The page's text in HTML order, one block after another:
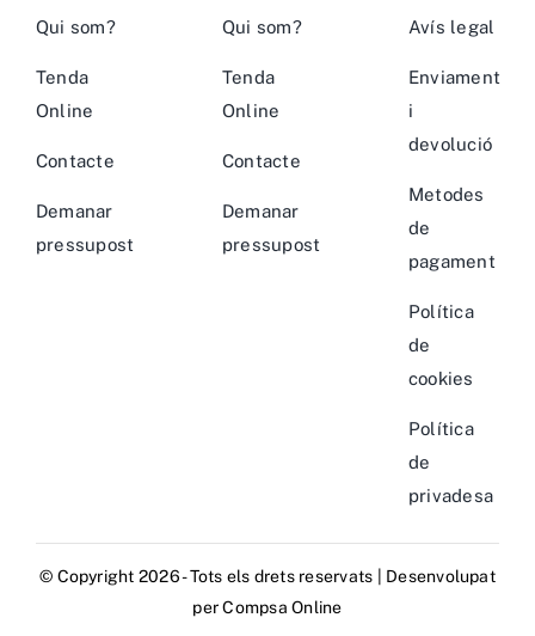
Qui som?
Tenda
Online
Contacte
Demanar
pressupost
Qui som?
Tenda
Online
Contacte
Demanar
pressupost
Avís legal
Enviament
i
devolució
Metodes
de
pagament
Política
de
cookies
Política
de
privadesa
© Copyright 2026 - Tots els drets reservats | Desenvolupat
perCompsa Online